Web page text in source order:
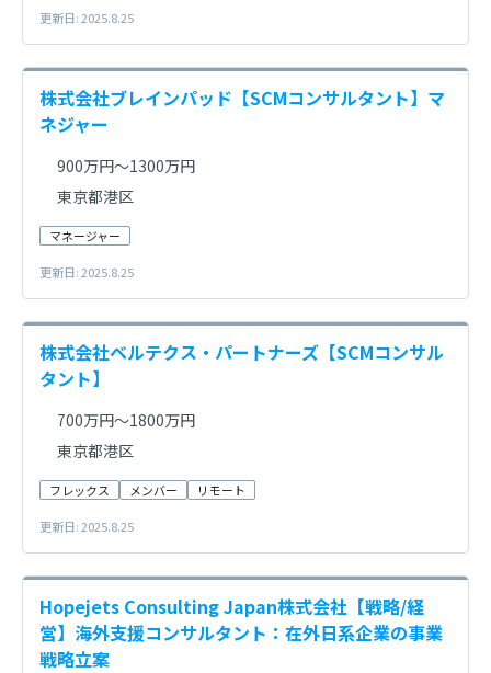
更新日: 2025.8.25
株式会社ブレインパッド【SCMコンサルタント】マ
ネジャー
900万円～1300万円
東京都港区
マネージャー
更新日: 2025.8.25
株式会社ベルテクス・パートナーズ【SCMコンサル
タント】
700万円～1800万円
東京都港区
フレックス メンバー リモート
更新日: 2025.8.25
Hopejets Consulting Japan株式会社【戦略/経
営】海外支援コンサルタント：在外日系企業の事業
戦略立案